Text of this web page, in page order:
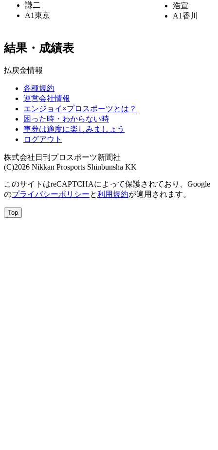
謙二
A1東京
浩宣
A1香川
結果・成績表
払戻金情報
各種規約
運営会社情報
エンジョイ×プロスポーツとは？
困った時・わからない時
車券は適度に楽しみましょう
ログアウト
株式会社日刊プロスポーツ新聞社
(C)2026 Nikkan Prosports Shinbunsha KK
このサイトはreCAPTCHAによって保護されており、Google
のプライバシーポリシーと利用規約が適用されます。
Top